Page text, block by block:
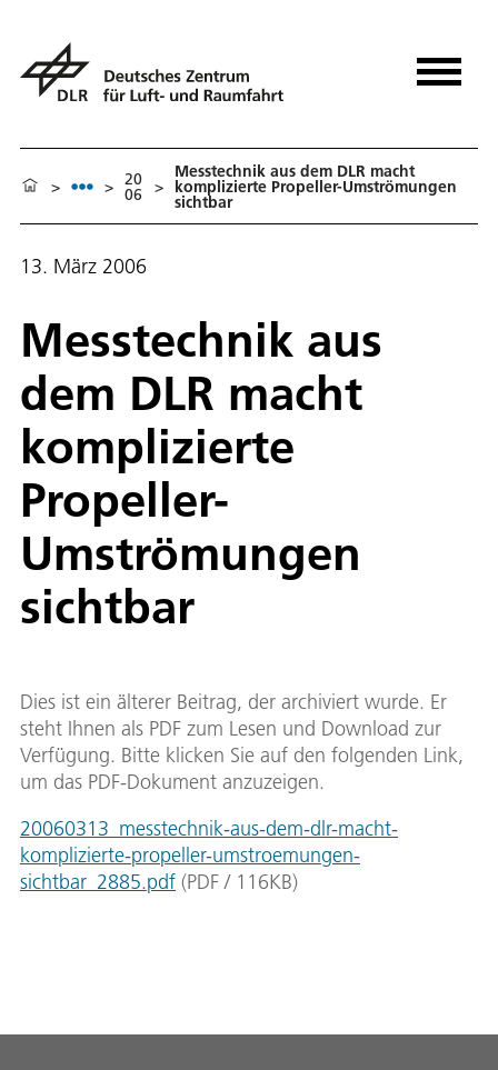
> > 20
06 >
Messtechnik aus dem DLR macht
komplizierte Propeller-Umströmungen
sichtbar
13. März 2006
Messtechnik aus
dem DLR macht
komplizierte
Propeller-
Umströmungen
sichtbar
Dies ist ein älterer Beitrag, der archiviert wurde. Er
steht Ihnen als PDF zum Lesen und Download zur
Verfügung. Bitte klicken Sie auf den folgenden Link,
um das PDF-Dokument anzuzeigen.
20060313_messtechnik-aus-dem-dlr-macht-
komplizierte-propeller-umstroemungen-
sichtbar_2885.pdf (PDF / 116KB)